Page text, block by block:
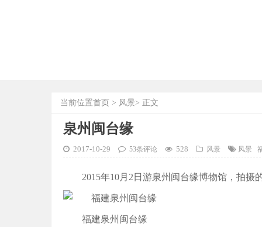
当前位置首页 > 风景> 正文
泉州闽台缘
2017-10-29 53条评论 528 风景 风景
2015年10月2日游泉州闽台缘博物馆，拍摄
福建泉州闽台缘